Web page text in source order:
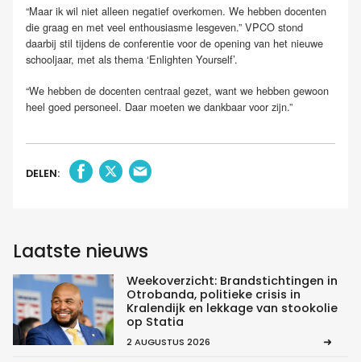
“Maar ik wil niet alleen negatief overkomen. We hebben docenten
die graag en met veel enthousiasme lesgeven.” VPCO stond
daarbij stil tijdens de conferentie voor de opening van het nieuwe
schooljaar, met als thema ‘Enlighten Yourself’.
“We hebben de docenten centraal gezet, want we hebben gewoon
heel goed personeel. Daar moeten we dankbaar voor zijn.”
DELEN:
Laatste nieuws
Weekoverzicht: Brandstichtingen in
Otrobanda, politieke crisis in
Kralendijk en lekkage van stookolie
op Statia
2 AUGUSTUS 2026